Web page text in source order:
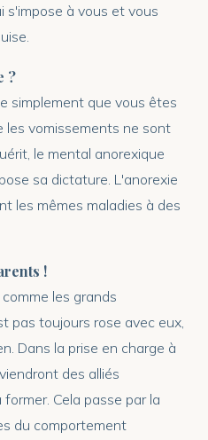
s'impose à vous et vous
?
simplement que vous êtes
les vomissements ne sont
le mental anorexique
sa dictature. L'anorexie
les mêmes maladies à des
!
les grands
pas toujours rose avec eux,
Dans la prise en charge à
des alliés
Cela passe par la
du comportement